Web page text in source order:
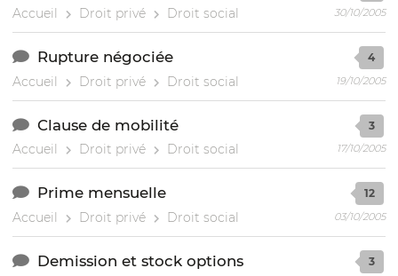
Accueil Droit privé Droit social 30/10/2005
Rupture négociée
Accueil Droit privé Droit social
4
19/10/2005
Clause de mobilité
Accueil Droit privé Droit social
3
17/10/2005
Prime mensuelle
Accueil Droit privé Droit social
12
03/10/2005
Demission et stock options 3